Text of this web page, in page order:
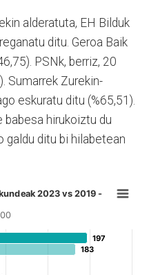
alderatuta, EH Bilduk
ditu. Geroa Baik
PSNk, berriz, 20
Sumarrek Zurekin-
eskuratu ditu (%65,51).
babesa hirukoiztu du
galdu ditu bi hilabetean